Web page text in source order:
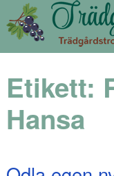
Etikett:
Hansa